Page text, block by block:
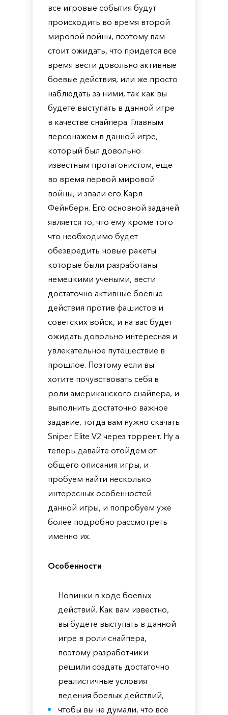
все игровые события будут
происходить во время второй
мировой войны, поэтому вам
стоит ожидать, что придется все
время вести довольно активные
боевые действия, или же просто
наблюдать за ними, так как вы
будете выступать в данной игре
в качестве снайпера. Главным
персонажем в данной игре,
который был довольно
известным протагонистом, еще
во время первой мировой
войны, и звали его Карл
Фейнберн. Его основной задачей
является то, что ему кроме того
что необходимо будет
обезвредить новые ракеты
которые были разработаны
немецкими учеными, вести
достаточно активные боевые
действия против фашистов и
советских войск, и на вас будет
ожидать довольно интересная и
увлекательное путешествие в
прошлое. Поэтому если вы
хотите почувствовать себя в
роли американского снайпера, и
выполнить достаточно важное
задание, тогда вам нужно скачать
Sniper Elite V2 через торрент. Ну а
теперь давайте отойдем от
общего описания игры, и
пробуем найти несколько
интересных особенностей
данной игры, и попробуем уже
более подробно рассмотреть
именно их.
Особенности
Новинки в ходе боевых
действий. Как вам известно,
вы будете выступать в данной
игре в роли снайпера,
поэтому разработчики
решили создать достаточно
реалистичные условия
ведения боевых действий,
чтобы вы не думали, что все